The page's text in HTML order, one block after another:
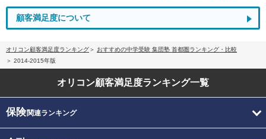
顧客満足度について
オリコン顧客満足度ランキング
おすすめの中学受験 集団塾 首都圏ランキング・比較
2014-2015年版
オリコン顧客満足度ランキング一覧
保険関連ランキング